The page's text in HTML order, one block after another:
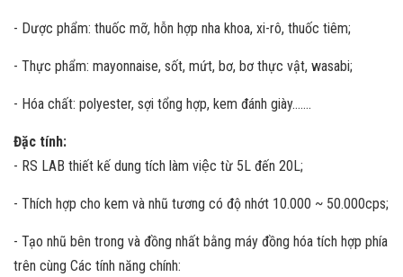
- Dược phẩm: thuốc mỡ, hỗn hợp nha khoa, xi-rô, thuốc tiêm;
- Thực phẩm: mayonnaise, sốt, mứt, bơ, bơ thực vật, wasabi;
- Hóa chất: polyester, sợi tổng hợp, kem đánh giày…….
Đặc tính:
- RS LAB thiết kế dung tích làm việc từ 5L đến 20L;
- Thích hợp cho kem và nhũ tương có độ nhớt 10.000 ~ 50.000cps;
- Tạo nhũ bên trong và đồng nhất bằng máy đồng hóa tích hợp phía
trên cùng Các tính năng chính: